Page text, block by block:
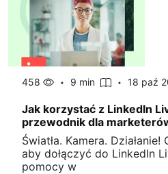
458 9 min 18 paź
Jak korzystać z LinkedIn
przewodnik dla
Światła. Kamera.
aby dołączyć do LinkedIn
pomocy w